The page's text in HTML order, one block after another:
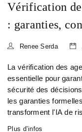
Vérification
: garanties,
Renee Serda
La vérification des
essentielle pour
sécurité des
les garanties
transforment l'IA de
Plus d’infos